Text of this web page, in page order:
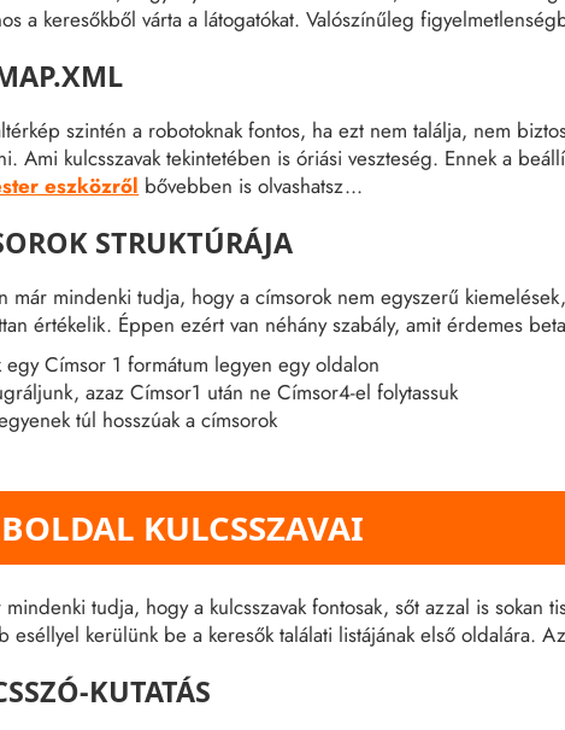
a keresőkből várta a látogatókat. Valószínűleg
szintén a robotoknak fontos, ha ezt nem találja, nem
Ami kulcsszavak tekintetében is óriási veszteség. Ennek a
eszközről bővebben is olvashatsz...
STRUKTÚRÁJA
már mindenki tudja, hogy a címsorok nem egyszerű
értékelik. Éppen ezért van néhány szabály, amit érdemes
egy Címsor 1 formátum legyen egy oldalon
azaz Címsor1 után ne Címsor4-el folytassuk
túl hosszúak a címsorok
KULCSSZAVAI
tudja, hogy a kulcsszavak fontosak, sőt azzal is sokan
eséllyel kerülünk be a keresők találati listájának első oldalára.
KUTATÁS